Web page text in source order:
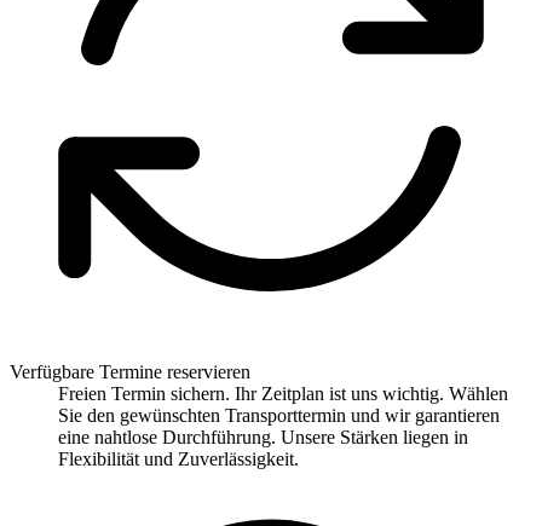
Verfügbare Termine reservieren
Freien Termin sichern. Ihr Zeitplan ist uns wichtig. Wählen
Sie den gewünschten Transporttermin und wir garantieren
eine nahtlose Durchführung. Unsere Stärken liegen in
Flexibilität und Zuverlässigkeit.